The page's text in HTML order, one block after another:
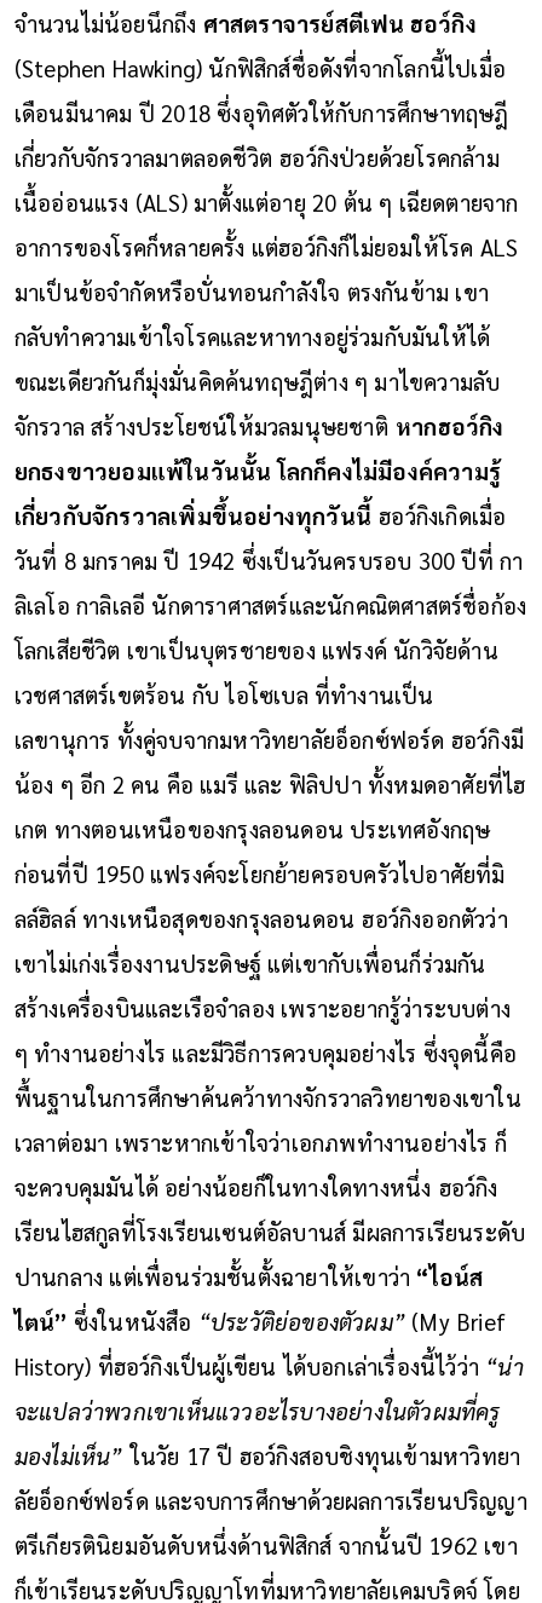
จำนวนไม่น้อยนึกถึง ศาสตราจารย์สตีเฟน ฮอว์กิง
(Stephen Hawking) นักฟิสิกส์ชื่อดังที่จากโลกนี้ไปเมื่อ
เดือนมีนาคม ปี 2018 ซึ่งอุทิศตัวให้กับการศึกษาทฤษฎี
เกี่ยวกับจักรวาลมาตลอดชีวิต ฮอว์กิงป่วยด้วยโรคกล้าม
เนื้ออ่อนแรง (ALS) มาตั้งแต่อายุ 20 ต้น ๆ เฉียดตายจาก
อาการของโรคก็หลายครั้ง แต่ฮอว์กิงก็ไม่ยอมให้โรค ALS
มาเป็นข้อจำกัดหรือบั่นทอนกำลังใจ ตรงกันข้าม เขา
กลับทำความเข้าใจโรคและหาทางอยู่ร่วมกับมันให้ได้
ขณะเดียวกันก็มุ่งมั่นคิดค้นทฤษฎีต่าง ๆ มาไขความลับ
จักรวาล สร้างประโยชน์ให้มวลมนุษยชาติ หากฮอว์กิง
ยกธงขาวยอมแพ้ในวันนั้น โลกก็คงไม่มีองค์ความรู้
เกี่ยวกับจักรวาลเพิ่มขึ้นอย่างทุกวันนี้ ฮอว์กิงเกิดเมื่อ
วันที่ 8 มกราคม ปี 1942 ซึ่งเป็นวันครบรอบ 300 ปีที่ กา
ลิเลโอ กาลิเลอี นักดาราศาสตร์และนักคณิตศาสตร์ชื่อก้อง
โลกเสียชีวิต เขาเป็นบุตรชายของ แฟรงค์ นักวิจัยด้าน
เวชศาสตร์เขตร้อน กับ ไอโซเบล ที่ทำงานเป็น
เลขานุการ ทั้งคู่จบจากมหาวิทยาลัยอ็อกซ์ฟอร์ด ฮอว์กิงมี
น้อง ๆ อีก 2 คน คือ แมรี และ ฟิลิปปา ทั้งหมดอาศัยที่ไฮ
เกต ทางตอนเหนือของกรุงลอนดอน ประเทศอังกฤษ
ก่อนที่ปี 1950 แฟรงค์จะโยกย้ายครอบครัวไปอาศัยที่มิ
ลล์ฮิลล์ ทางเหนือสุดของกรุงลอนดอน ฮอว์กิงออกตัวว่า
เขาไม่เก่งเรื่องงานประดิษฐ์ แต่เขากับเพื่อนก็ร่วมกัน
สร้างเครื่องบินและเรือจำลอง เพราะอยากรู้ว่าระบบต่าง
ๆ ทำงานอย่างไร และมีวิธีการควบคุมอย่างไร ซึ่งจุดนี้คือ
พื้นฐานในการศึกษาค้นคว้าทางจักรวาลวิทยาของเขาใน
เวลาต่อมา เพราะหากเข้าใจว่าเอกภพทำงานอย่างไร ก็
จะควบคุมมันได้ อย่างน้อยก็ในทางใดทางหนึ่ง ฮอว์กิง
เรียนไฮสกูลที่โรงเรียนเซนต์อัลบานส์ มีผลการเรียนระดับ
ปานกลาง แต่เพื่อนร่วมชั้นตั้งฉายาให้เขาว่า “ไอน์ส
ไตน์” ซึ่งในหนังสือ “ประวัติย่อของตัวผม” (My Brief
History) ที่ฮอว์กิงเป็นผู้เขียน ได้บอกเล่าเรื่องนี้ไว้ว่า “น่า
จะแปลว่าพวกเขาเห็นแววอะไรบางอย่างในตัวผมที่ครู
มองไม่เห็น” ในวัย 17 ปี ฮอว์กิงสอบชิงทุนเข้ามหาวิทยา
ลัยอ็อกซ์ฟอร์ด และจบการศึกษาด้วยผลการเรียนปริญญา
ตรีเกียรตินิยมอันดับหนึ่งด้านฟิสิกส์ จากนั้นปี 1962 เขา
ก็เข้าเรียนระดับปริญญาโทที่มหาวิทยาลัยเคมบริดจ์ โดย